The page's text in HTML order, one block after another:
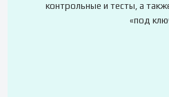
контрольные и тесты, а
«под